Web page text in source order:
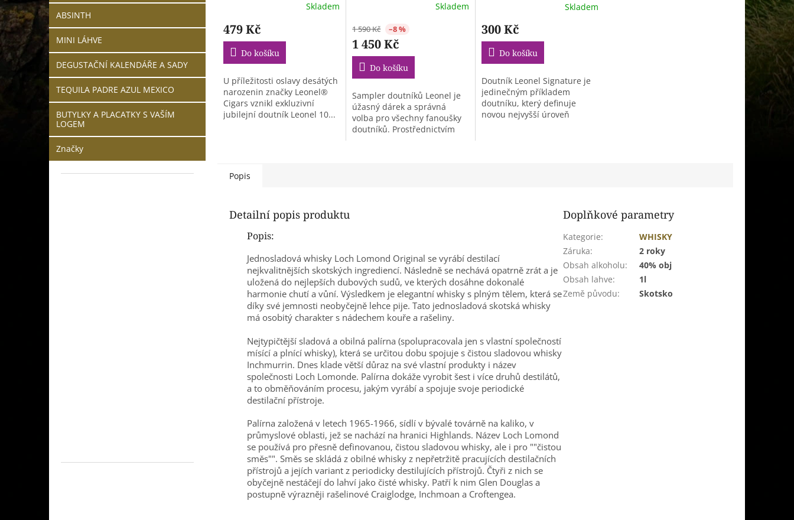
ABSINTH
MINI LÁHVE
DEGUSTAČNÍ KALENDÁŘE A SADY
TEQUILA PADRE AZUL MEXICO
BUTYLKY A PLACATKY S VAŠÍM
LOGEM
Značky
Skladem
479 Kč
Do košíku
U příležitosti oslavy desátých
narozenin značky Leonel®
Cigars vznikl exkluzivní
jubilejní doutník Leonel 10...
Skladem
1 590 Kč –8 %
1 450 Kč
Do košíku
Sampler doutníků Leonel je
úžasný dárek a správná
volba pro všechny fanoušky
doutníků. Prostřednictvím
Skladem
300 Kč
Do košíku
Doutník Leonel Signature je
jedinečným příkladem
doutníku, který definuje
novou nejvyšší úroveň
Popis
Detailní popis produktu
Popis:
Jednosladová whisky Loch Lomond Original se vyrábí destilací
nejkvalitnějších skotských ingrediencí. Následně se nechává opatrně zrát a je
uložená do nejlepších dubových sudů, ve kterých dosáhne dokonalé
harmonie chutí a vůní. Výsledkem je elegantní whisky s plným tělem, která se
díky své jemnosti neobyčejně lehce pije. Tato jednosladová skotská whisky
má osobitý charakter s nádechem kouře a rašeliny.
Nejtypičtější sladová a obilná palírna (spolupracovala jen s vlastní společností
mísící a plnící whisky), která se určitou dobu spojuje s čistou sladovou whisky
Inchmurrin. Dnes klade větší důraz na své vlastní produkty i název
společnosti Loch Lomonde. Palírna dokáže vyrobit šest i více druhů destilátů,
a to obměňováním procesu, jakým vyrábí a spojuje svoje periodické
destilační přístroje.
Palírna založená v letech 1965-1966, sídlí v bývalé továrně na kaliko, v
průmyslové oblasti, jež se nachází na hranici Highlands. Název Loch Lomond
se používá pro přesně definovanou, čistou sladovou whisky, ale i pro ""čistou
směs"". Směs se skládá z obilné whisky z nepřetržitě pracujících destilačních
přístrojů a jejích variant z periodicky destilujících přístrojů. Čtyři z nich se
obyčejně nestáčejí do lahví jako čisté whisky. Patří k nim Glen Douglas a
postupně výrazněji rašelinové Craiglodge, Inchmoan a Croftengea.
Doplňkové parametry
Kategorie:
WHISKY
Záruka:
2 roky
Obsah alkoholu:
40% obj
Obsah lahve:
1l
Země původu: Skotsko